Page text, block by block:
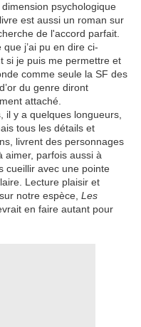
psychologique
est aussi un roman sur
de l'accord parfait.
j’ai pu en dire ci-
si je puis me permettre et
comme seule la SF des
du genre diront
attaché.
il y a quelques longueurs,
tous les détails et
livrent des personnages
aimer, parfois aussi à
cueillir avec une pointe
Lecture plaisir et
notre espèce, Les
en faire autant pour